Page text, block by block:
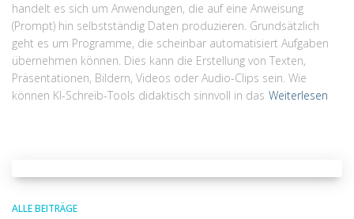
handelt es sich um Anwendungen, die auf eine Anweisung
(Prompt) hin selbstständig Daten produzieren. Grundsätzlich
geht es um Programme, die scheinbar automatisiert Aufgaben
übernehmen können. Dies kann die Erstellung von Texten,
Präsentationen, Bildern, Videos oder Audio-Clips sein. Wie
können KI-Schreib-Tools didaktisch sinnvoll in das Weiterlesen
ALLE BEITRÄGE